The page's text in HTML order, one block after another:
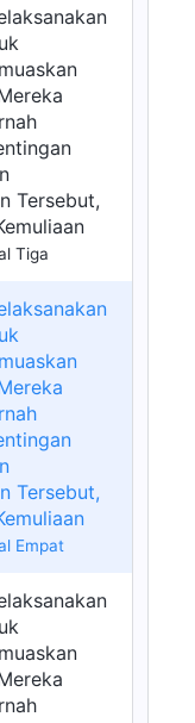
Tersebut,
Tiga
Tersebut,
Empat